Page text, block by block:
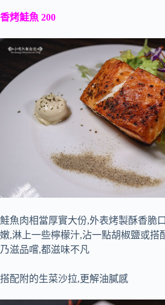
香烤鮭魚 200
鮭魚肉相當厚實大份,外表烤製酥香脆
嫩,淋上一些檸檬汁,沾一點胡椒鹽或搭
乃滋品嚐,都滋味不凡
搭配附的生菜沙拉,更解油膩感